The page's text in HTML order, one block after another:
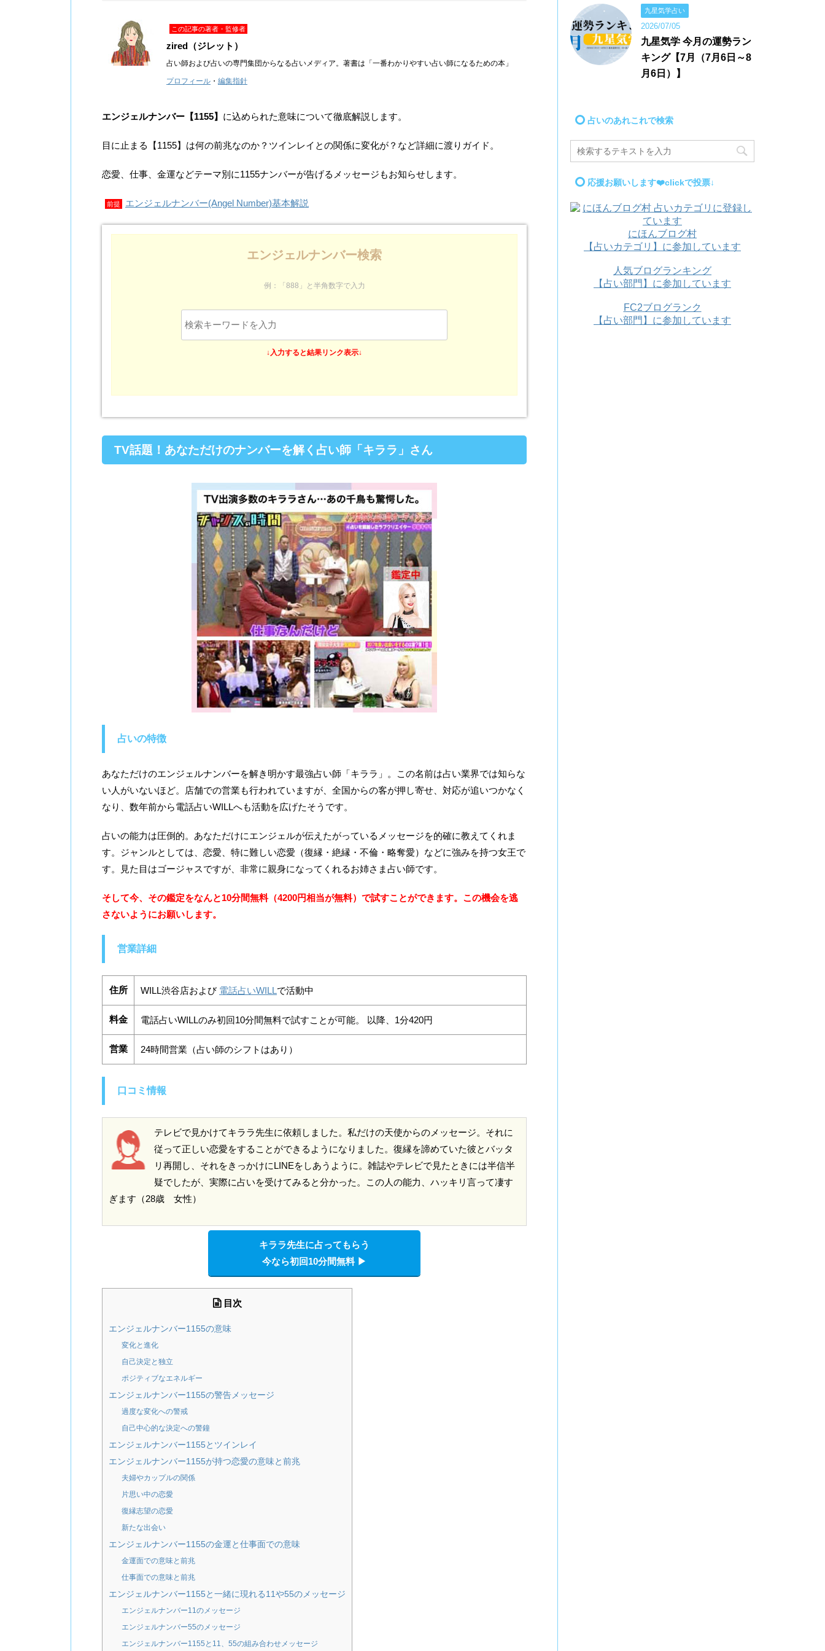
この記事の著者・監修者
zired（ジレット）
占い師および占いの専門集団からなる占いメディア。著書は「一番わかりやすい占い師になるための本」
プロフィール ・ 編集指針
エンジェルナンバー【1155】 に込められた意味について徹底解説します。
目に止まる【1155】は何の前兆なのか？ツインレイとの関係に変化が？など詳細に渡りガイド。
恋愛、仕事、金運などテーマ別に1155ナンバーが告げるメッセージもお知らせします。
前提 エンジェルナンバー(Angel Number)基本解説
エンジェルナンバー検索
例：「888」と半角数字で入力
↓入力すると結果リンク表示↓
TV話題！あなただけのナンバーを解く占い師「キララ」さん
占いの特徴
あなただけのエンジェルナンバーを解き明かす最強占い師「キララ」。この名前は占い業界では知らな
い人がいないほど。店舗での営業も行われていますが、全国からの客が押し寄せ、対応が追いつかなく
なり、数年前から電話占いWILLへも活動を広げたそうです。
占いの能力は圧倒的。あなただけにエンジェルが伝えたがっているメッセージを的確に教えてくれま
す。ジャンルとしては、恋愛、特に難しい恋愛（復縁・絶縁・不倫・略奪愛）などに強みを持つ女王で
す。見た目はゴージャスですが、非常に親身になってくれるお姉さま占い師です。
そして今、その鑑定をなんと10分間無料（4200円相当が無料）で試すことができます。この機会を逃
さないようにお願いします。
営業詳細
住所 WILL渋谷店および 電話占いWILLで活動中
料金 電話占いWILLのみ初回10分間無料で試すことが可能。 以降、1分420円
営業 24時間営業（占い師のシフトはあり）
口コミ情報
テレビで見かけてキララ先生に依頼しました。私だけの天使からのメッセージ。それに
従って正しい恋愛をすることができるようになりました。復縁を諦めていた彼とバッタ
リ再開し、それをきっかけにLINEをしあうように。雑誌やテレビで見たときには半信半
疑でしたが、実際に占いを受けてみると分かった。この人の能力、ハッキリ言って凄す
ぎます（28歳 女性）
キララ先生に占ってもらう
今なら初回10分間無料 ▶︎
目次
エンジェルナンバー1155の意味
変化と進化
自己決定と独立
ポジティブなエネルギー
エンジェルナンバー1155の警告メッセージ
過度な変化への警戒
自己中心的な決定への警鐘
エンジェルナンバー1155とツインレイ
エンジェルナンバー1155が持つ恋愛の意味と前兆
夫婦やカップルの関係
片思い中の恋愛
復縁志望の恋愛
新たな出会い
エンジェルナンバー1155の金運と仕事面での意味
金運面での意味と前兆
仕事面での意味と前兆
エンジェルナンバー1155と一緒に現れる11や55のメッセージ
エンジェルナンバー11のメッセージ
エンジェルナンバー55のメッセージ
エンジェルナンバー1155と11、55の組み合わせメッセージ
九星気学占い
2026/07/05
九星気学 今月の運勢ラン
キング【7月（7月6日～8
月6日）】
占いのあれこれで検索
応援お願いします❤️clickで投票↓
にほんブログ村
【占いカテゴリ】に参加しています
人気ブログランキング
【占い部門】に参加しています
FC2ブログランク
【占い部門】に参加しています